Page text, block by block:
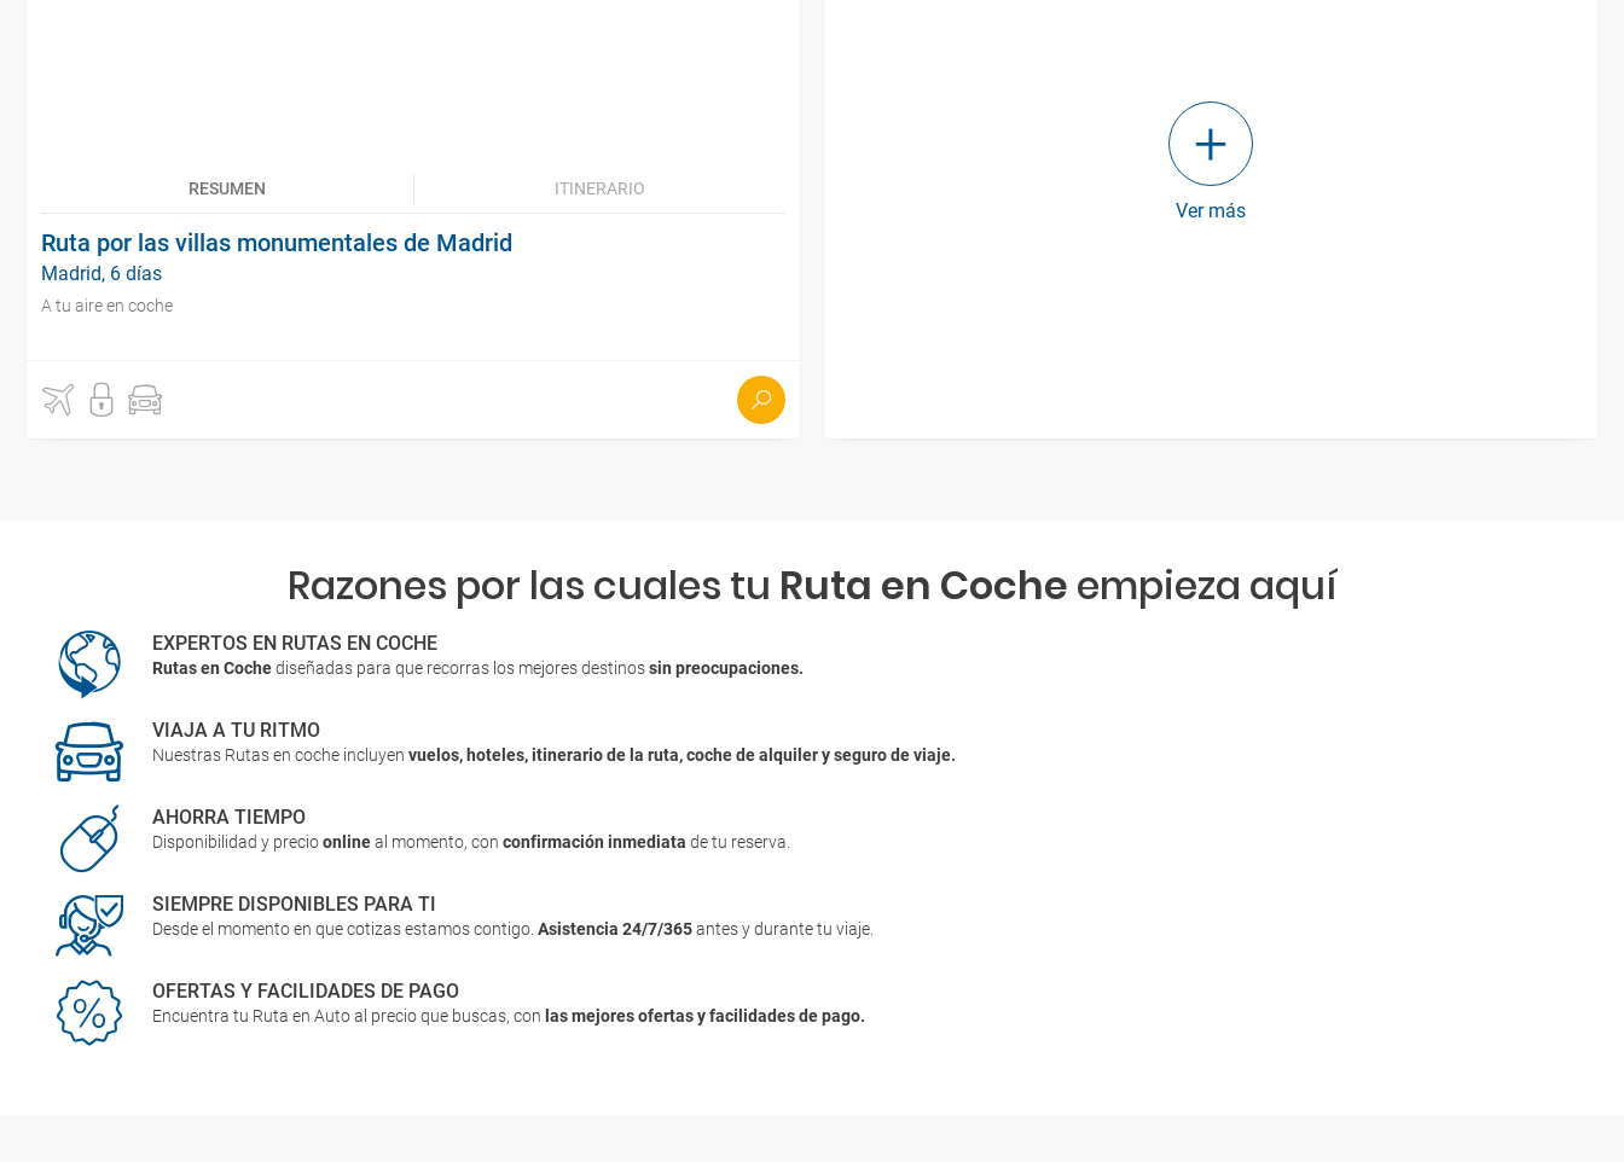
RESUMEN ITINERARIO
Ruta por las villas monumentales de Madrid
Madrid, 6 días
A tu aire en coche
Ver más
Razones por las cuales tu Ruta en Coche empieza aquí
EXPERTOS EN RUTAS EN COCHE
Rutas en Cochediseñadas para que recorras los mejores destinossin preocupaciones.
VIAJA A TU RITMO
Nuestras Rutas en coche incluyenvuelos, hoteles, itinerario de la ruta, coche de alquiler y seguro de viaje.
AHORRA TIEMPO
Disponibilidad y precioonlineal momento, conconfirmación inmediatade tu reserva.
SIEMPRE DISPONIBLES PARA TI
Desde el momento en que cotizas estamos contigo.Asistencia 24/7/365antes y durante tu viaje.
OFERTAS Y FACILIDADES DE PAGO
Encuentra tu Ruta en Auto al precio que buscas, con las mejores ofertas y facilidades de pago.